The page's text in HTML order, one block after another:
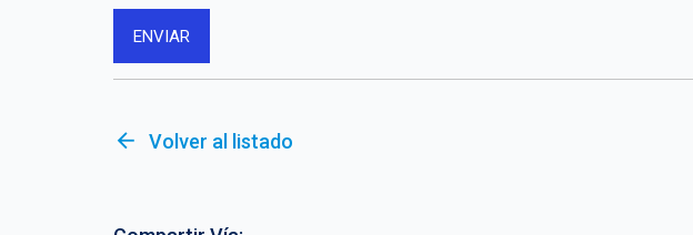
arrow_back Volver al listado